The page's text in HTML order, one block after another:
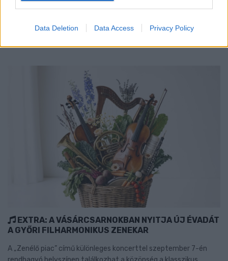
Data Deletion Data Access Privacy Policy
EXTRA: A VÁSÁRCSARNOKBAN NYITJA ÚJ ÉVADÁT
A GYŐRI FILHARMONIKUS ZENEKAR
A „Zenélő piac” című különleges koncerttel szeptember 7-én